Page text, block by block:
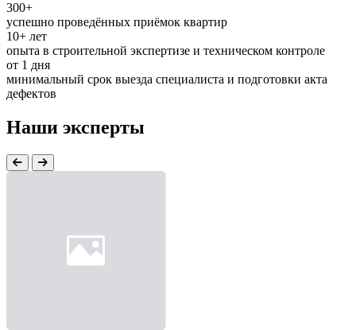
300+
успешно проведённых приёмок квартир
10+ лет
опыта в строительной экспертизе и техническом контроле
от 1 дня
минимальный срок выезда специалиста и подготовки акта
дефектов
Наши эксперты